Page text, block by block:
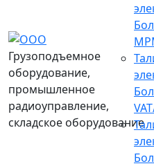
Грузоподъемное
оборудование,
промышленное
радиоуправление,
складское оборудование